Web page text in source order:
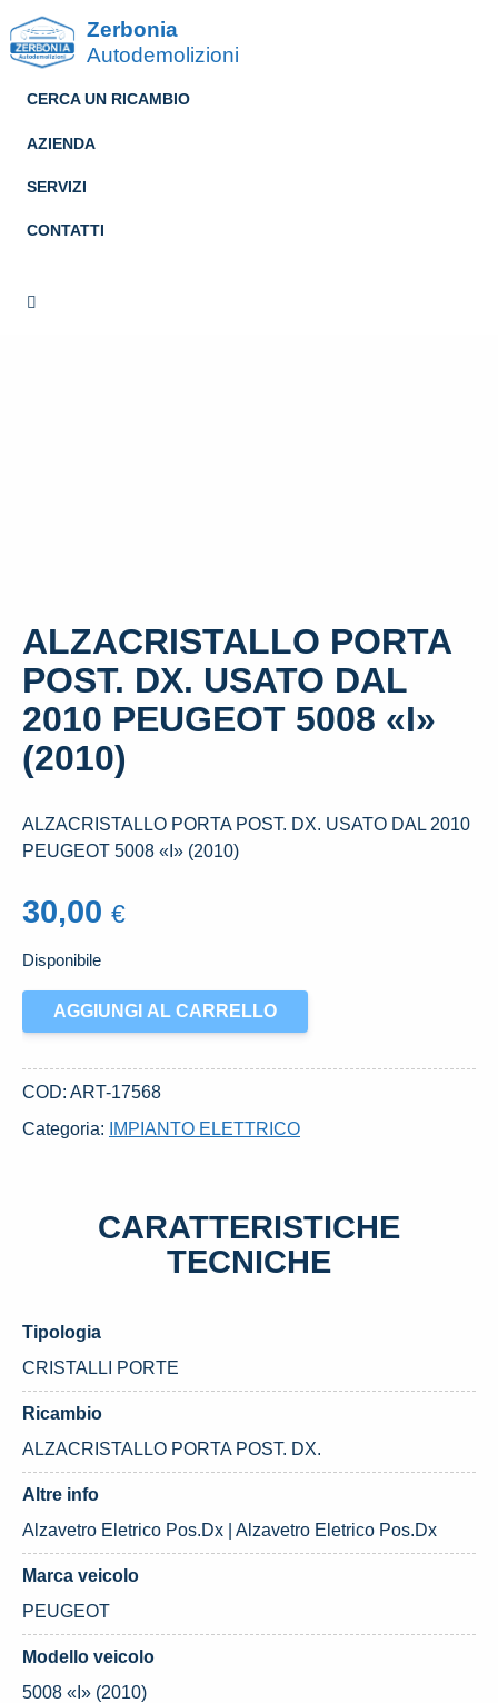
Zerbonia
Autodemolizioni
CERCA UN RICAMBIO
AZIENDA
SERVIZI
CONTATTI
ALZACRISTALLO PORTA
POST. DX. USATO DAL
2010 PEUGEOT 5008 «I»
(2010)
ALZACRISTALLO PORTA POST. DX. USATO DAL 2010
PEUGEOT 5008 «I» (2010)
30,00 €
Disponibile
ALZACRISTALLO
PORTA
DX.
AGGIUNGI AL CARRELLO
COD: ART-17568
Categoria:
IMPIANTO ELETTRICO
CARATTERISTICHE
TECNICHE
Tipologia
CRISTALLI PORTE
Ricambio
ALZACRISTALLO PORTA POST. DX.
Altre info
Alzavetro Eletrico Pos.Dx | Alzavetro Eletrico Pos.Dx
Marca veicolo
PEUGEOT
Modello veicolo
5008 «I» (2010)